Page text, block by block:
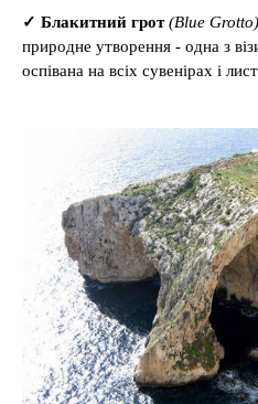
✓ Блакитний грот (Blue Grotto)
природне утворення - одна з
оспівана на всіх сувенірах і